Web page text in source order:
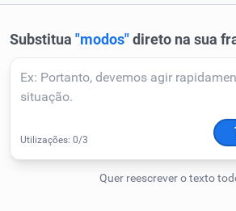
Corrigir Texto
Humanizador de IA